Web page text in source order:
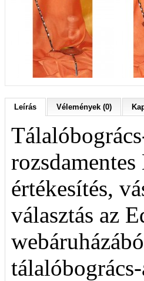
Leírás Vélemények (0)
értékesítés,
választás az